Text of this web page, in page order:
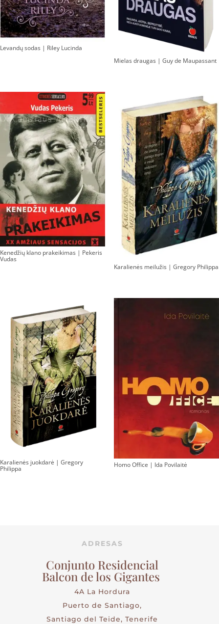
Levandų sodas | Riley Lucinda
Mielas draugas | Guy de Maupassant
Kenedžių klano prakeikimas | Pekeris
Vudas
Karalienės meilužis | Gregory Philippa
Karalienės juokdarė | Gregory
Philippa Homo Office | Ida Povilaitė
ADRESAS
Conjunto Residencial
Balcon de los Gigantes
4A La Hordura
Puerto de Santiago,
Santiago del Teide, Tenerife